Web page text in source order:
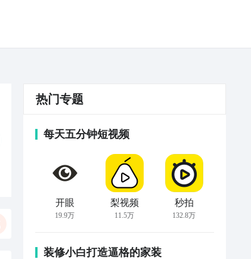
热门专题
每天五分钟短视频
开眼
19.9万
梨视频
11.5万
秒拍
132.8万
装修小白打造逼格的家装